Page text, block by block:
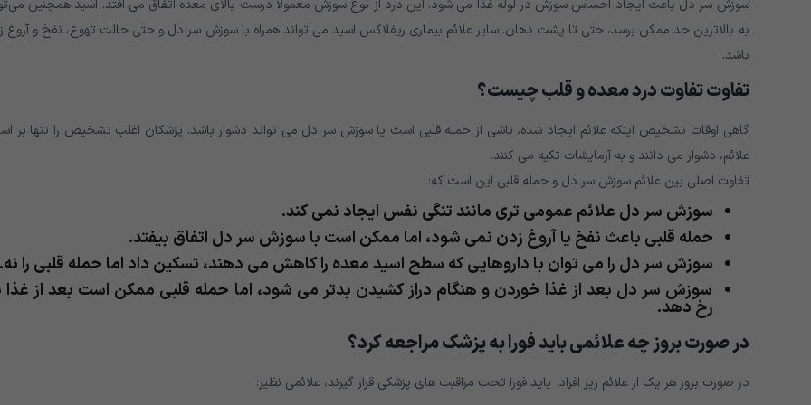
سوزش سر دل باعث ایجاد احساس سوزش در لوله غذا می شود. این درد از نوع سوزش معمولاً درست بالای معده اتفاق می افتد. اسید همچنین
به بالاترین حد ممکن برسد، حتی تا پشت دهان. سایر علائم بیماری ریفلاکس اسید می تواند همراه با سوزش سر دل و حتی حالت تهوع، نفخ و آروغ
باشد.
تفاوت تفاوت درد معده و قلب چیست؟
گاهی اوقات تشخیص اینکه علائم ایجاد شده، ناشی از حمله قلبی است یا سوزش سر دل می تواند دشوار باشد. پزشکان اغلب تشخیص را تنها بر
علائم، دشوار می دانند و به آزمایشات تکیه می کنند.
تفاوت اصلی بین علائم سوزش سر دل و حمله قلبی این است که:
سوزش سر دل علائم عمومی تری مانند تنگی نفس ایجاد نمی کند.
حمله قلبی باعث نفخ یا آروغ زدن نمی شود، اما ممکن است با سوزش سر دل اتفاق بیفتد.
سوزش سر دل را می توان با داروهایی که سطح اسید معده را کاهش می دهند، تسکین داد اما حمله قلبی را نه.
سوزش سر دل بعد از غذا خوردن و هنگام دراز کشیدن بدتر می شود، اما حمله قلبی ممکن است بعد از غذا
رخ دهد.
در صورت بروز چه علائمی باید فورا به پزشک مراجعه کرد؟
در صورت بروز هر یک از علائم زیر افراد باید فورا تحت مراقبت های پزشکی قرار گیرند، علائمی نظیر: